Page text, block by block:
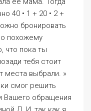
верю и никаких
Игорь. В
деталь, которая
стремились к
кроме
проездных
кассах
пассажирская
заказать